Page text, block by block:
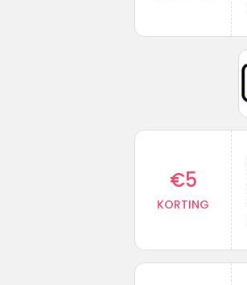
€5
KORTING